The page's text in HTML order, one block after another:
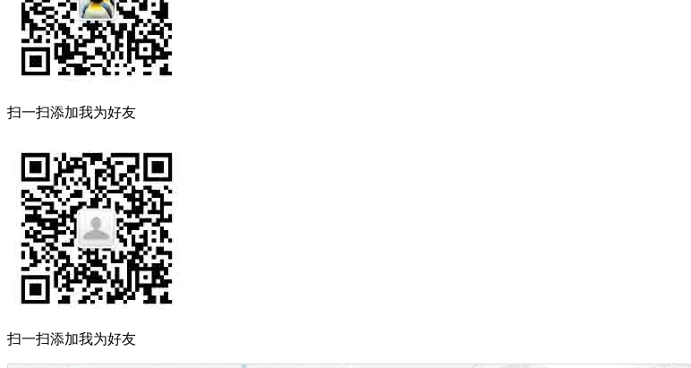
扫一扫添加我为好友
扫一扫添加我为好友